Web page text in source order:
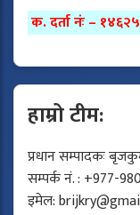
क. दर्ता नंः –
हाम्रो टीम:
प्रधान सम्पादकः
सम्पर्क नं. : +977-
इमेल: